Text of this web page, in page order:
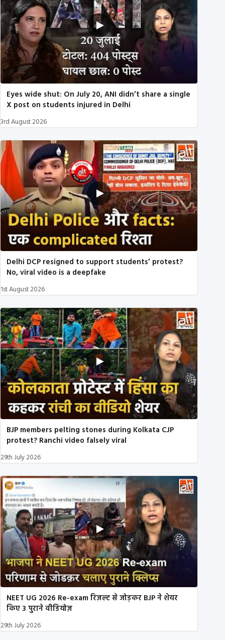
Eyes wide shut: On July 20, ANI didn’t share a single
X post on students injured in Delhi
3rd August 2026
Delhi DCP resigned to support students’ protest?
No, viral video is a deepfake
1st August 2026
BJP members pelting stones during Kolkata CJP
protest? Ranchi video falsely viral
29th July 2026
NEET UG 2026 Re-exam रिज़ल्ट से जोड़कर BJP ने शेयर
किए 3 पुराने वीडियोज़
29th July 2026